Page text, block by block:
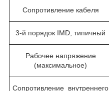
Сопротивление кабеля
3-й порядок IMD, типичный
Рабочее напряжение
(максимальное)
Сопротивление внутреннего